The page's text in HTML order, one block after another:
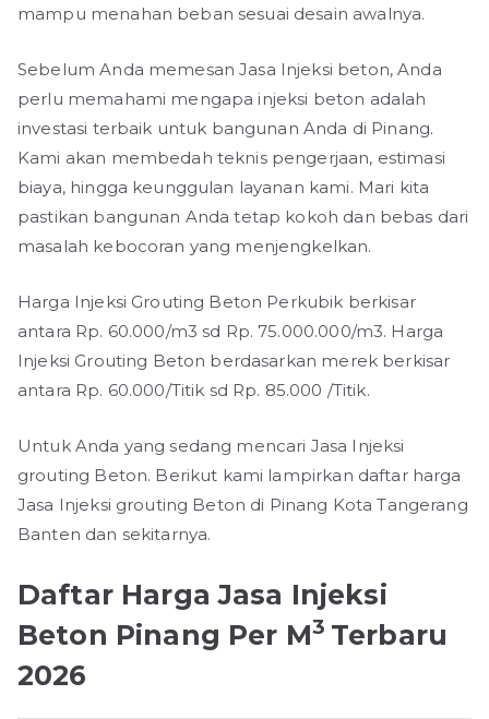
mampu menahan beban sesuai desain awalnya.
Sebelum Anda memesan Jasa Injeksi beton, Anda
perlu memahami mengapa injeksi beton adalah
investasi terbaik untuk bangunan Anda di Pinang.
Kami akan membedah teknis pengerjaan, estimasi
biaya, hingga keunggulan layanan kami. Mari kita
pastikan bangunan Anda tetap kokoh dan bebas dari
masalah kebocoran yang menjengkelkan.
Harga Injeksi Grouting Beton Perkubik berkisar
antara Rp. 60.000/m3 sd Rp. 75.000.000/m3. Harga
Injeksi Grouting Beton berdasarkan merek berkisar
antara Rp. 60.000/Titik sd Rp. 85.000 /Titik.
Untuk Anda yang sedang mencari Jasa Injeksi
grouting Beton. Berikut kami lampirkan daftar harga
Jasa Injeksi grouting Beton di Pinang Kota Tangerang
Banten dan sekitarnya.
Daftar Harga Jasa Injeksi
Beton Pinang Per M3 Terbaru
2026